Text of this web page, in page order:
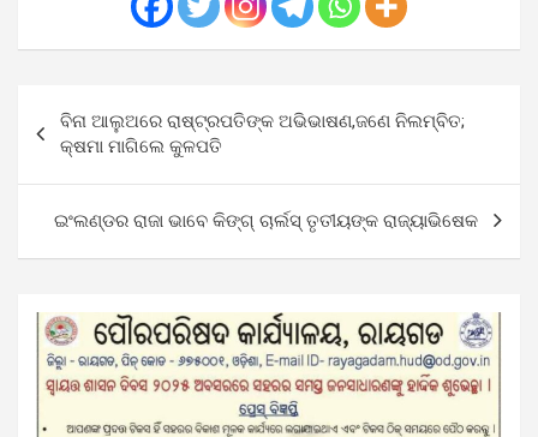
navigation
ବିନା ଆଲୁଅରେ ରାଷ୍ଟ୍ରପତିଙ୍କ ଅଭିଭାଷଣ,ଜଣେ ନିଲମ୍ବିତ;
କ୍ଷମା ମାଗିଲେ କୁଳପତି
ଇଂଲଣ୍ଡର ରାଜା ଭାବେ କିଙ୍ଗ୍‌ ଚାର୍ଲସ୍‌ ତୃତୀୟଙ୍କ ରାଜ୍ୟାଭିଷେକ